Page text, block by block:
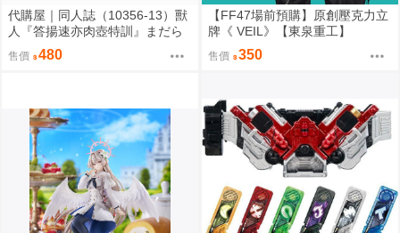
代購屋｜同人誌（10356-13）獸
人『答揚速亦肉壺特訓』まだら
模様 まんだら亭
售價 480
【FF47場前預購】原創壓克力立
牌《 VEIL》【東泉重工】
售價 350